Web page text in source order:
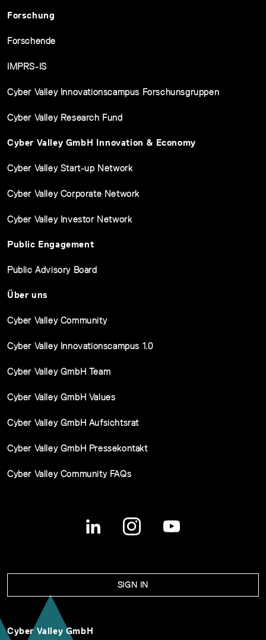
Forschung
Forschende
IMPRS-IS
Cyber Valley Innovationscampus Forschunsgruppen
Cyber Valley Research Fund
Cyber Valley GmbH Innovation & Economy
Cyber Valley Start-up Network
Cyber Valley Corporate Network
Cyber Valley Investor Network
Public Engagement
Public Advisory Board
Über uns
Cyber Valley Community
Cyber Valley Innovationscampus 1.0
Cyber Valley GmbH Team
Cyber Valley GmbH Values
Cyber Valley GmbH Aufsichtsrat
Cyber Valley GmbH Pressekontakt
Cyber Valley Community FAQs
SIGN IN
Cyber Valley GmbH